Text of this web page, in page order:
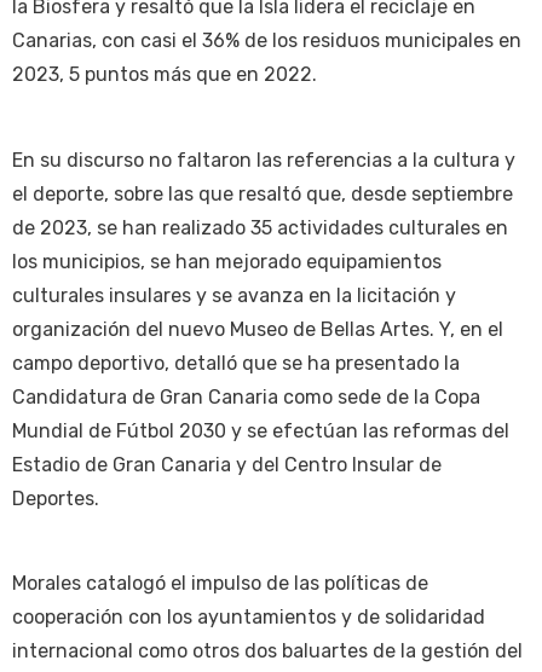
la Biosfera y resaltó que la Isla lidera el reciclaje en
Canarias, con casi el 36% de los residuos municipales en
2023, 5 puntos más que en 2022.
En su discurso no faltaron las referencias a la cultura y
el deporte, sobre las que resaltó que, desde septiembre
de 2023, se han realizado 35 actividades culturales en
los municipios, se han mejorado equipamientos
culturales insulares y se avanza en la licitación y
organización del nuevo Museo de Bellas Artes. Y, en el
campo deportivo, detalló que se ha presentado la
Candidatura de Gran Canaria como sede de la Copa
Mundial de Fútbol 2030 y se efectúan las reformas del
Estadio de Gran Canaria y del Centro Insular de
Deportes.
Morales catalogó el impulso de las políticas de
cooperación con los ayuntamientos y de solidaridad
internacional como otros dos baluartes de la gestión del